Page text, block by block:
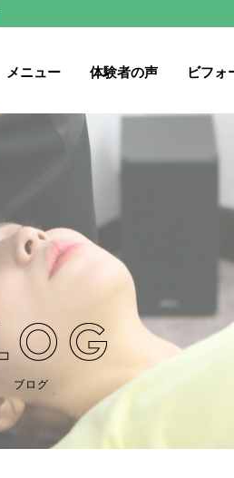
メニュー 体験者の声 ビフォ
ブログ